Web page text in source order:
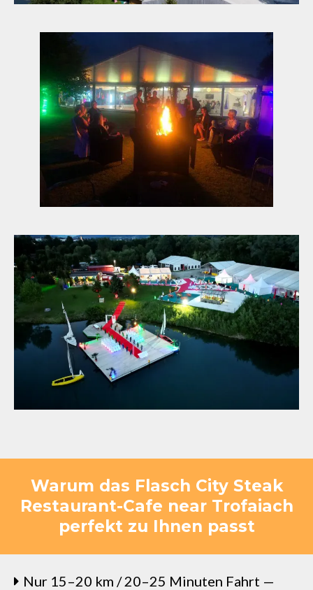
Warum das Flasch City Steak
Restaurant-Cafe near Trofaiach
perfekt zu Ihnen passt
Nur 15–20 km / 20–25 Minuten Fahrt —